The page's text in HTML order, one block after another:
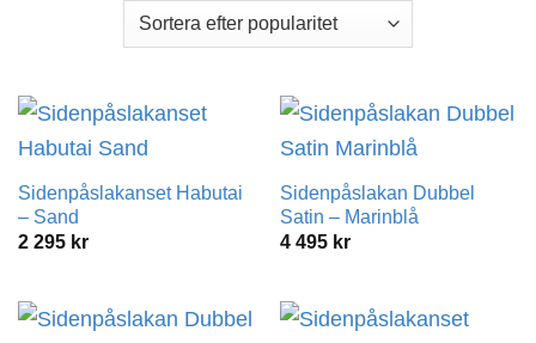
Sidenpåslakanset Habutai
– Sand
2 295 kr
Sidenpåslakan Dubbel
Satin – Marinblå
4 495 kr